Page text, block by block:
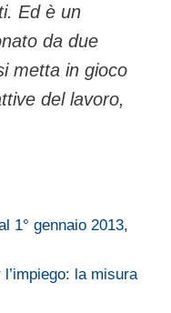
Ed è un
da due
metta in gioco
del lavoro,
1° gennaio 2013,
la misura